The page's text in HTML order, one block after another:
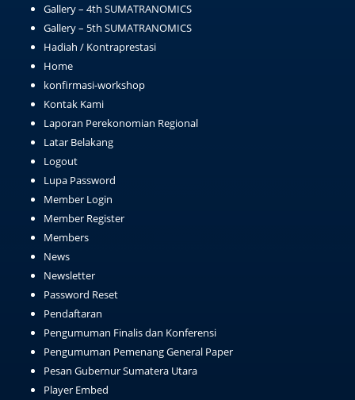
Gallery – 4th SUMATRANOMICS
Gallery – 5th SUMATRANOMICS
Hadiah / Kontraprestasi
Home
konfirmasi-workshop
Kontak Kami
Laporan Perekonomian Regional
Latar Belakang
Logout
Lupa Password
Member Login
Member Register
Members
News
Newsletter
Password Reset
Pendaftaran
Pengumuman Finalis dan Konferensi
Pengumuman Pemenang General Paper
Pesan Gubernur Sumatera Utara
Player Embed